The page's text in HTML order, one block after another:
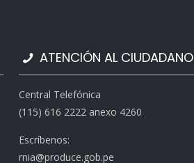
ATENCIÓN AL CIUDADANO
Central Telefónica
(115) 616 2222 anexo 4260
Escríbenos:
rnia@produce.gob.pe